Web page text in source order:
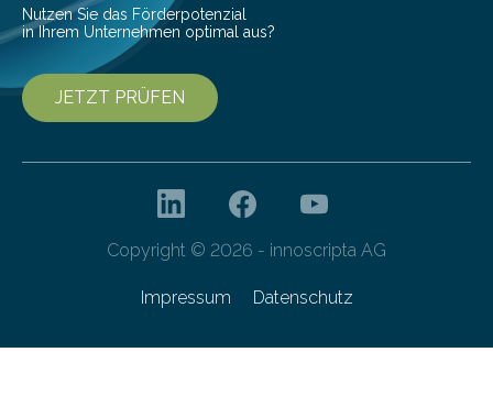
Nutzen Sie das Förderpotenzial
in Ihrem Unternehmen optimal aus?
JETZT PRÜFEN
Copyright © 2026 - innoscripta AG
Impressum Datenschutz